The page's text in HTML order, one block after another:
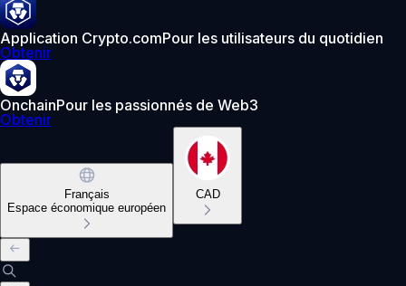
Application Crypto.comPour les utilisateurs du quotidien
Obtenir
OnchainPour les passionnés de Web3
Obtenir
Français
Espace économique européen
CAD